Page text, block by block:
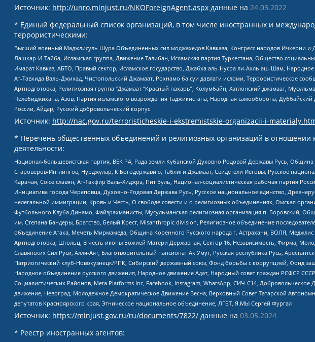
Источник: http://unro.minjust.ru/NKOForeignAgent.aspx данные на 24.03.2022
* Единый федеральный список организаций, в том числе иностранных и
террористическими:
Высший военный Маджлисуль Шура Объединенных сил моджахедов Кавказа, Конгресс народов Ичкерии и
Лашкар-И-Тайба, Исламская группа, Движение Талибан, Исламская партия Туркестана, Общество
Имарат Кавказ, АБТО, Правый сектор, Исламское государство, Джабха аль-Нусра ли-Ахль аш-Шам,
Ат-Тавхида Валь-Джихад, Чистопольский Джамаат, Рохнамо ба суи давлати исломи, Террористическое
Артподготовка, Религиозная группа “Джамаат “Красный пахарь”, Колумбайн, Хатлонский джамаат,
Челебиджихана, Азов, Партия исламского возрождения Таджикистана, Народная самооборона,
России, Айдар, Русский добровольческий корпус
Источник: http://nac.gov.ru/terroristicheskie-i-ekstremistskie-organizacii-i-
* Перечень общественных объединений и религиозных организаций в
деятельности:
Национал-большевистская партия, ВЕК РА, Рада земли Кубанской Духовно Родовой Державы Русь,
Староверов-Инглингов, Нурджулар, К Богодержавию, Таблиги Джамаат, Свидетели Иеговы, Русское
Карачая, Союз славян, Ат-Такфир Валь-Хиджра, Пит Буль, Национал-социалистическая рабочая партия
Инициатива города Череповца, Духовно-Родовая Держава Русь, Русское национальное единство,
нелегальной иммиграции, Кровь и Честь, О свободе совести и о религиозных объединениях, Омская
Футбольного Клуба Динамо, Файзрахманисты, Мусульманская религиозная организация п. Боровский,
им. Степана Бандеры, Братство, Белый Крест, Misanthropic division, Религиозное объединение
объединение Атака, Мечеть Мирмамеда, Община Коренного Русского народа г. Астрахани, ВОЛЯ,
Артподготовка, Штольц, В честь иконы Божией Матери Державная, Сектор 16, Независимость, Фирма,
Славянских Сил Руси, Алля-Аят, Благотворительный пансионат Ак Умут, Русская республика Русь,
Патриотический клуб-Новокузнецк/РПК, Сибирский державный союз, Фонд борьбы с коррупцией, Фонд
Народное объединение русского движения, Народное движение Адат, Народный совет граждан РСФСР
Социалистических Районов, Meta Platforms Inc, Facebook, Instagram, WhatsApp, СИЧ-С14,
движение, Невоград, Молодежное Демократическое Движение Весна, Верховный Совет Татарской
депутатов Красноярского края, Этническое национальное объединение, ЛГБТ, Я.МЫ Сергей Фургал
Источник: https://minjust.gov.ru/ru/documents/7822/ данные на 03.05.2024
* Реестр иностранных агентов: